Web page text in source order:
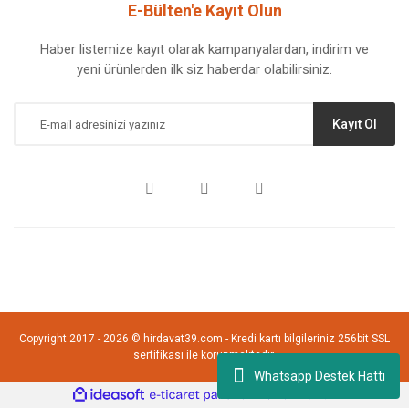
Whatsapp Destek Hattı
E-Bülten'e Kayıt Olun
Haber listemize kayıt olarak kampanyalardan, indirim ve
yeni ürünlerden ilk siz haberdar olabilirsiniz.
Kayıt Ol
Copyright 2017 - 2026 © hirdavat39.com - Kredi kartı bilgileriniz 256bit SSL
sertifikası ile korunmaktadır.
ideasoft